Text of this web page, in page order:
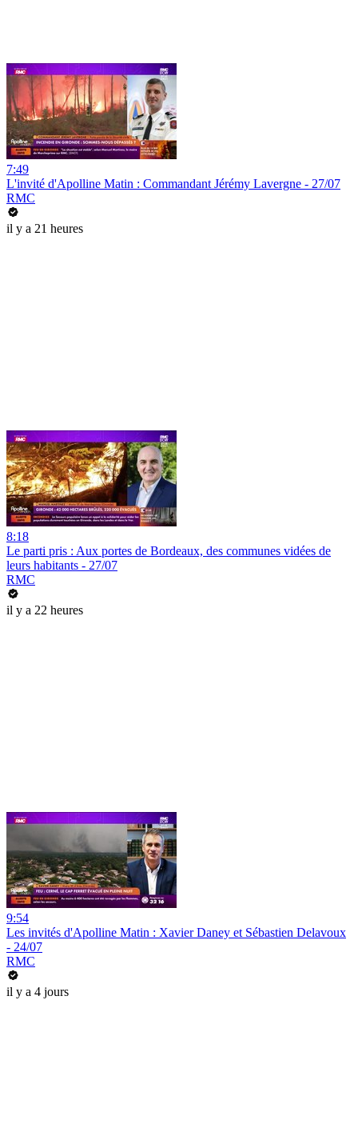
7:49
L'invité d'Apolline Matin : Commandant Jérémy Lavergne - 27/07
RMC
il y a 21 heures
8:18
Le parti pris : Aux portes de Bordeaux, des communes vidées de
leurs habitants - 27/07
RMC
il y a 22 heures
9:54
Les invités d'Apolline Matin : Xavier Daney et Sébastien Delavoux
- 24/07
RMC
il y a 4 jours